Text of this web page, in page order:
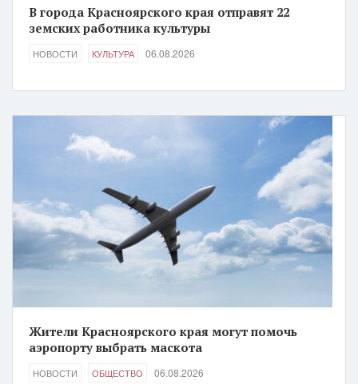
В города Красноярского края отправят 22
земских работника культуры
НОВОСТИ КУЛЬТУРА 06.08.2026
Жители Красноярского края могут помочь
аэропорту выбрать маскота
НОВОСТИ ОБЩЕСТВО 06.08.2026